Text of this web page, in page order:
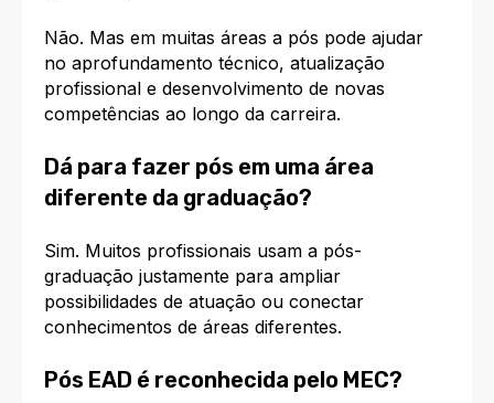
Não. Mas em muitas áreas a pós pode ajudar
no aprofundamento técnico, atualização
profissional e desenvolvimento de novas
competências ao longo da carreira.
Dá para fazer pós em uma área
diferente da graduação?
Sim. Muitos profissionais usam a pós-
graduação justamente para ampliar
possibilidades de atuação ou conectar
conhecimentos de áreas diferentes.
Pós EAD é reconhecida pelo MEC?